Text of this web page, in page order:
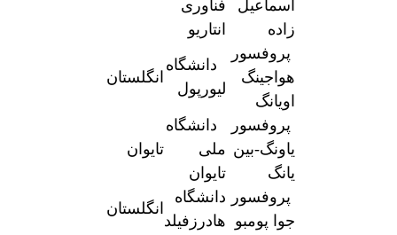
اسماعیل
زاده
فناوری
انتاریو
پروفسور
هواجینگ
اویانگ
دانشگاه
لیورپول
انگلستان
پروفسور
یاونگ-بین
یانگ
دانشگاه
ملی
تایوان
تایوان
پروفسور
جوا پومبو
دانشگاه
هادرزفیلد
انگلستان